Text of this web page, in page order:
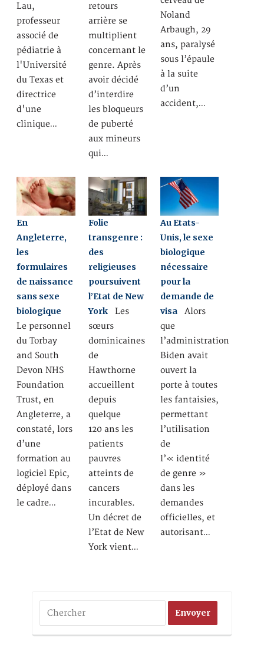
Lau,
professeur
associé de
pédiatrie à
l'Université
du Texas et
directrice
d'une
clinique…
retours
arrière se
multiplient
concernant le
genre. Après
avoir décidé
d’interdire
les bloqueurs
de puberté
aux mineurs
qui…
Noland
Arbaugh, 29
ans, paralysé
sous l’épaule
à la suite
d’un
accident,…
En
Angleterre,
les
formulaires
de naissance
sans sexe
biologique
Le personnel
du Torbay
and South
Devon NHS
Foundation
Trust, en
Angleterre, a
constaté, lors
d’une
formation au
logiciel Epic,
déployé dans
le cadre…
Folie
transgenre :
des
religieuses
poursuivent
l’Etat de New
York Les
sœurs
dominicaines
de
Hawthorne
accueillent
depuis
quelque
120 ans les
patients
pauvres
atteints de
cancers
incurables.
Un décret de
l’Etat de New
York vient…
Au Etats-
Unis, le sexe
biologique
nécessaire
pour la
demande de
visa Alors
que
l’administration
Biden avait
ouvert la
porte à toutes
les fantaisies,
permettant
l’utilisation
de
l’« identité
de genre »
dans les
demandes
officielles, et
autorisant…